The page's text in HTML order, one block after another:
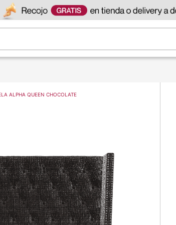
ALPHA QUEEN CHOCOLATE